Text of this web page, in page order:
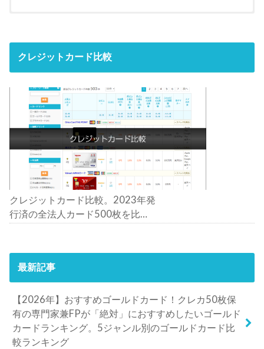
クレジットカード比較
クレジットカード比較。2023年発
行済の全法人カード500枚を比
最新記事
【2026年】おすすめゴールドカード！クレカ50枚保
有の専門家兼FPが「絶対」におすすめしたいゴールド
カードランキング。5ジャンル別のゴールドカード比
較ランキング